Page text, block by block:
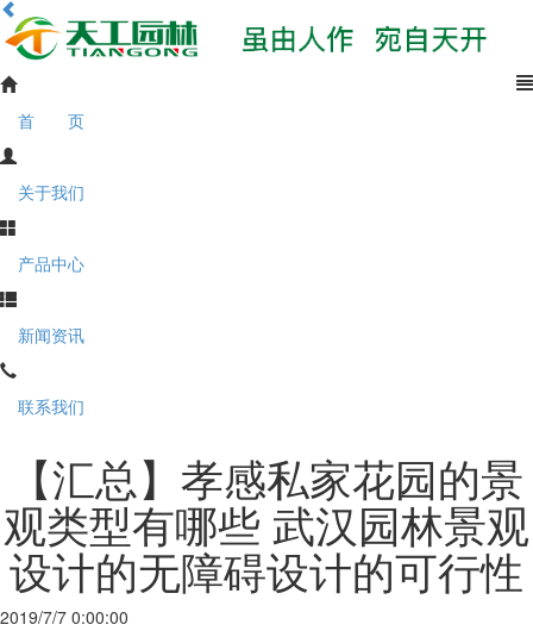
首 页
关于我们
产品中心
新闻资讯
联系我们
【汇总】孝感私家花园的景
观类型有哪些 武汉园林景观
设计的无障碍设计的可行性
2019/7/7 0:00:00